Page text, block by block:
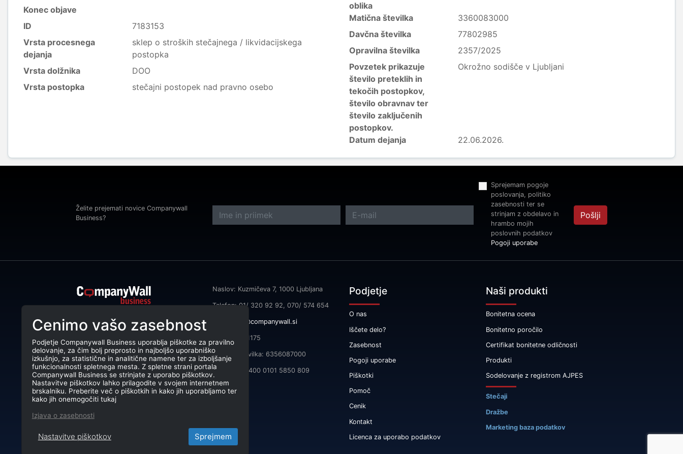
Konec objave
ID
7183153
Vrsta procesnega
dejanja
sklep o stroških stečajnega / likvidacijskega
postopka
Vrsta dolžnika
DOO
Vrsta postopka
stečajni postopek nad pravno osebo
oblika
Matična številka
3360083000
Davčna številka
77802985
Opravilna številka
2357/2025
Povzetek prikazuje
število preteklih in
tekočih postopkov,
število obravnav ter
število zaključenih
postopkov.
Okrožno sodišče v Ljubljani
Datum dejanja 22.06.2026.
Želite prejemati novice Companywall
Business?
Sprejemam pogoje
poslovanja, politiko
zasebnosti ter se
strinjam z obdelavo in
hrambo mojih
poslovnih podatkov
Pogoji uporabe
Pošlji
podjetjem pomaga izboljšati
poslovanje z iskanjem in povezovanjem
strank.
CompanyWall Business © 2026
Naslov: Kuzmičeva 7, 1000 Ljubljana
Telefon: 01/ 320 92 92, 070/ 574 654
info@companywall.si
DŠ: SI55591175
Matična številka: 6356087000
TRR: SI56 3400 0101 5850 809
Podjetje
O nas
Iščete delo?
Zasebnost
Pogoji uporabe
Piškotki
Pomoč
Cenik
Kontakt
Licenca za uporabo podatkov
Naši produkti
Bonitetna ocena
Bonitetno poročilo
Certifikat bonitetne odličnosti
Produkti
Sodelovanje z registrom AJPES
Stečaji
Dražbe
Marketing baza podatkov
Cenimo vašo zasebnost
Podjetje Companywall Business uporablja piškotke za pravilno
delovanje, za čim bolj preprosto in najboljšo uporabniško
izkušnjo, za statistične in analitične namene ter za izboljšanje
funkcionalnosti spletnega mesta. Z spletne strani portala
Companywall Business se strinjate z uporabo piškotkov.
Nastavitve piškotkov lahko prilagodite v svojem internetnem
brskalniku. Preberite več o piškotkih in kako jih uporabljamo ter
kako jih onemogočiti tukaj
Izjava o zasebnosti
Nastavitve piškotkov Sprejmem